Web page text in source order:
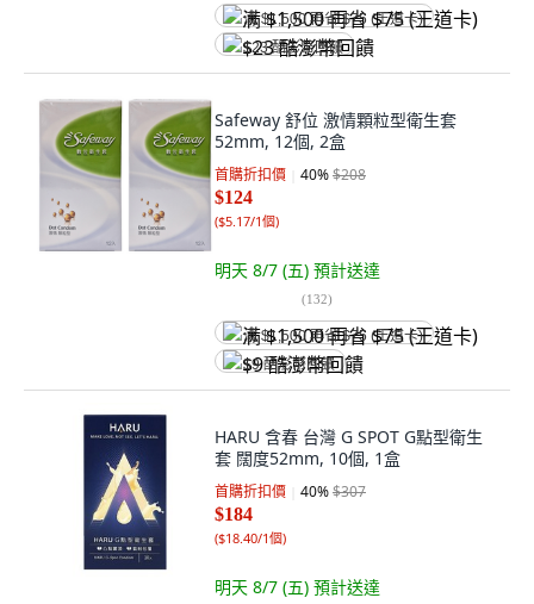
满 $1,500 再省 $75 (王道卡)
$23 酷澎幣回饋
Safeway 舒位 激情顆粒型衛生套
52mm, 12個, 2盒
首購折扣價 40%$208
$124
($5.17/1個)
明天 8/7 (五) 預計送達
(132)
满 $1,500 再省 $75 (王道卡)
$9 酷澎幣回饋
HARU 含春 台灣 G SPOT G點型衛生
套 闊度52mm, 10個, 1盒
首購折扣價 40%$307
$184
($18.40/1個)
明天 8/7 (五) 預計送達